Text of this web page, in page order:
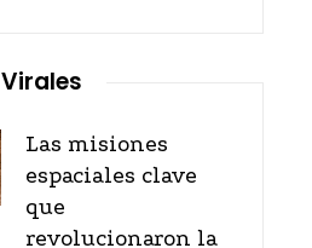
Virales
Las misiones
espaciales clave
que
revolucionaron la